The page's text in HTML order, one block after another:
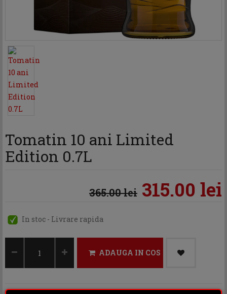
Tomatin 10 ani Limited
Edition 0.7L
365.00 lei 315.00 lei
In stoc - Livrare rapida
ADAUGA IN COS